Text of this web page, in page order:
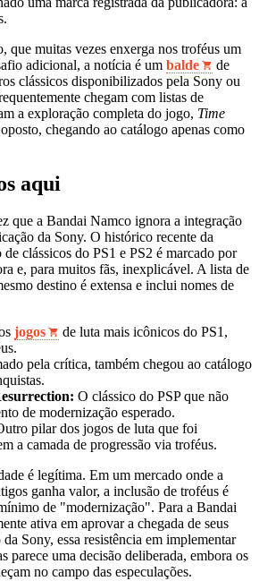
que muitas vezes enxerga nos troféus um
adicional, a notícia é um balde
de
clássicos disponibilizados pela Sony ou
chegam com listas de
a exploração completa do jogo, Time
chegando ao catálogo apenas como
aqui
que a Bandai Namco ignora a integração
da Sony. O histórico recente da
clássicos do PS1 e PS2 é marcado por
e, para muitos fãs, inexplicável. A lista de
destino é extensa e inclui nomes de
jogos
de luta mais icônicos do PS1,
pela crítica, também chegou ao catálogo
O clássico do PSP que não
de modernização esperado.
pilar dos jogos de luta que foi
a camada de progressão via troféus.
é legítima. Em um mercado onde a
ganha valor, a inclusão de troféus é
de "modernização". Para a Bandai
ativa em aprovar a chegada de seus
Sony, essa resistência em implementar
parece uma decisão deliberada, embora os
no campo das especulações.